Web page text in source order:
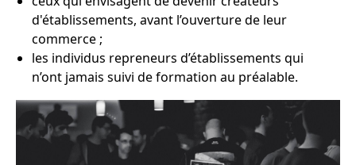
d'établissements, avant l’ouverture de leur
commerce ;
les individus repreneurs d’établissements qui
n’ont jamais suivi de formation au préalable.